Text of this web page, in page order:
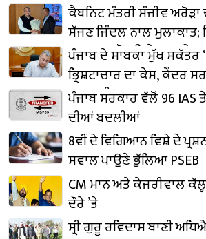
ਕੈਬਨਿਟ ਮੰਤਰੀ ਸੰਜੀਵ
ਸੱਜਣ ਜਿੰਦਲ ਨਾਲ ਮੁਲਾਕਾਤ;
₹1,500 ਕਰੋੜ ਨਿਵੇਸ਼ ਦਾ
ਪੰਜਾਬ ਦੇ ਸਾਬਕਾ ਮੁੱਖ ਸਕੱਤਰ
ਭ੍ਰਿਸ਼ਟਾਚਾਰ ਦਾ ਕੇਸ, ਕੇਂਦਰ
ਪ੍ਰਵਾਨਗੀ
ਪੰਜਾਬ ਸਰਕਾਰ ਵੱਲੋਂ 96 IAS
ਦੀਆਂ ਬਦਲੀਆਂ
8ਵੀਂ ਦੇ ਵਿਗਿਆਨ ਵਿਸ਼ੇ ਦੇ
ਸਵਾਲ ਪਾਉਣੇ ਭੁੱਲਿਆ PSEB
CM ਮਾਨ ਅਤੇ ਕੇਜਰੀਵਾਲ
ਦੌਰੇ ’ਤੇ
ਸ੍ਰੀ ਗੁਰੂ ਰਵਿਦਾਸ ਬਾਣੀ